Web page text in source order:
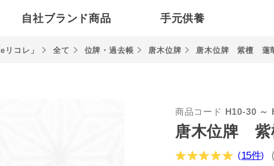
自社ブランド商品 手元供養
コレ」 全て 位牌・過去帳 唐木位牌 唐木位牌 紫檀 蓮
商品コード H10-30 ～
唐木位牌 紫
(15件)